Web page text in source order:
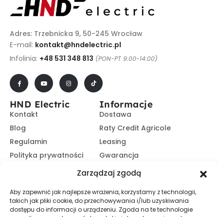
Zarządzaj zgodą
Aby zapewnić jak najlepsze wrażenia, korzystamy z technologii,
takich jak pliki cookie, do przechowywania i/lub uzyskiwania
dostępu do informacji o urządzeniu. Zgoda na te technologie
Adres: Trzebnicka 9, 50-245 Wrocław
E-mail: kontakt@hndelectric.pl
Infolinia: +48 531 348 813 (PON-PT 9:00-14:00)
HND Electric
Kontakt
Blog
Regulamin
Polityka prywatności
Informacje
Dostawa
Raty Credit Agricole
Leasing
Gwarancja
14 dni na zwrot
Program partnerski
Zasubskrybuj nasz Newsletter